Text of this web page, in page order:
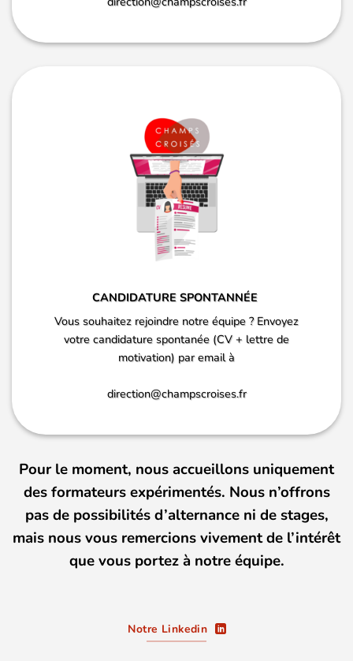
CANDIDATURE SPONTANNÉE
Vous souhaitez rejoindre notre équipe ? Envoyez
votre candidature spontanée (CV + lettre de
motivation) par email à
direction@champscroises.fr
Pour le moment, nous accueillons uniquement
des formateurs expérimentés. Nous n’offrons
pas de possibilités d’alternance ni de stages,
mais nous vous remercions vivement de l’intérêt
que vous portez à notre équipe.
Notre Linkedin